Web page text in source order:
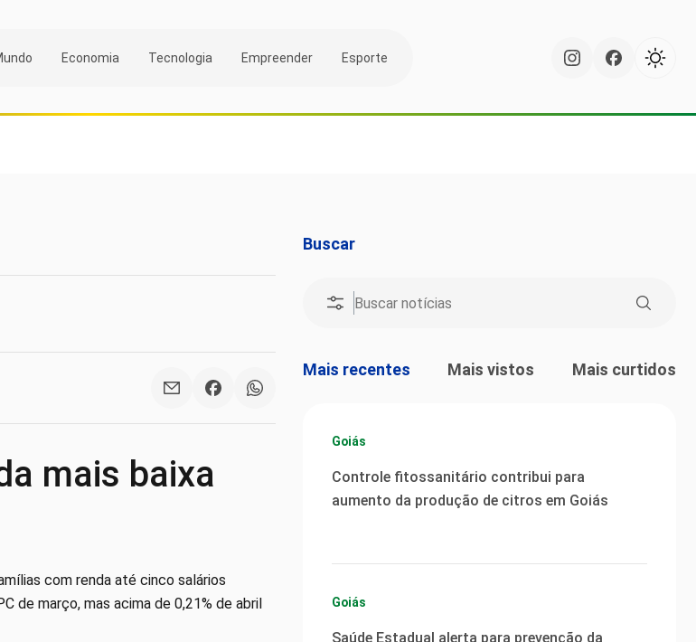
Economia Tecnologia Empreender Esporte
mais baixa
com renda até cinco salários
de março, mas acima de 0,21% de abril
Buscar
Mais recentes Mais vistos Mais curtidos
Goiás
Controle fitossanitário contribui para
aumento da produção de citros em Goiás
Goiás
Saúde Estadual alerta para prevenção da